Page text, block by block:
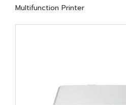
Multifunction Printer